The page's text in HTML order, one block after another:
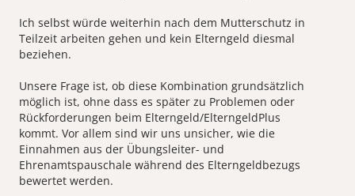
Ich selbst würde weiterhin nach dem Mutterschutz in
Teilzeit arbeiten gehen und kein Elterngeld diesmal
beziehen.
Unsere Frage ist, ob diese Kombination grundsätzlich
möglich ist, ohne dass es später zu Problemen oder
Rückforderungen beim Elterngeld/ElterngeldPlus
kommt. Vor allem sind wir uns unsicher, wie die
Einnahmen aus der Übungsleiter- und
Ehrenamtspauschale während des Elterngeldbezugs
bewertet werden.